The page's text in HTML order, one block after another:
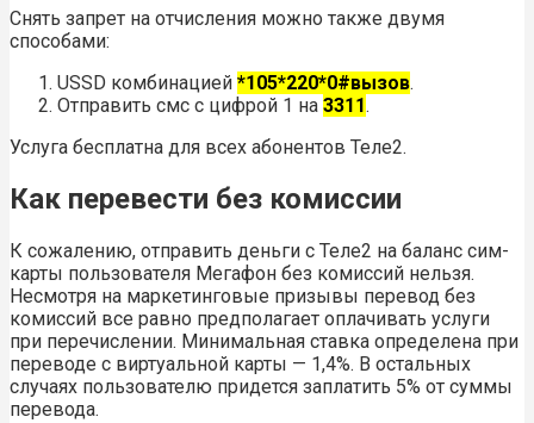
Снять запрет на отчисления можно также двумя
способами:
USSD комбинацией *105*220*0#вызов.
Отправить смс с цифрой 1 на 3311.
Услуга бесплатна для всех абонентов Теле2.
Как перевести без комиссии
К сожалению, отправить деньги с Теле2 на баланс сим-
карты пользователя Мегафон без комиссий нельзя.
Несмотря на маркетинговые призывы перевод без
комиссий все равно предполагает оплачивать услуги
при перечислении. Минимальная ставка определена при
переводе с виртуальной карты — 1,4%. В остальных
случаях пользователю придется заплатить 5% от суммы
перевода.